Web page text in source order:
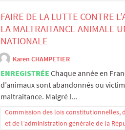
FAIRE DE LA LUTTE CONTRE
LA MALTRAITANCE ANIMALE
NATIONALE
Karen CHAMPETIER
ENREGISTRÉE Chaque année en
d’animaux sont abandonnés ou
maltraitance. Malgré l...
Commission des lois constitutionnelles,
et de l’administration générale de la